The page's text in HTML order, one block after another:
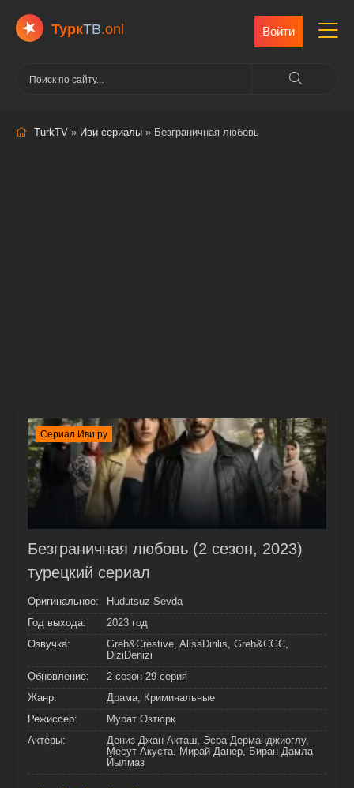
ТуркТВ.onl Войти
TurkTV » Иви сериалы » Безграничная любовь
Сериал Иви.ру
Безграничная любовь (2 сезон, 2023)
турецкий сериал
Оригинальное:
Hudutsuz Sevda
Год выхода:
2023 год
Озвучка:
Greb&Creative, AlisaDirilis, Greb&CGC,
DiziDenizi
Обновление:
2 сезон 29 серия
Жанр:
Драма, Криминальные
Режиссер:
Мурат Озтюрк
Актёры:
Дениз Джан Акташ, Эсра Дерманджиоглу,
Месут Акуста, Мирай Данер, Биран Дамла
Йылмаз